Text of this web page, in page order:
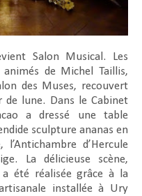
Salon Musical. Les
de Michel Taillis,
des Muses, recouvert
de lune. Dans le Cabinet
a dressé une table
sculpture ananas en
d’Hercule
La délicieuse scène,
a été réalisée grâce à la
installée à Ury